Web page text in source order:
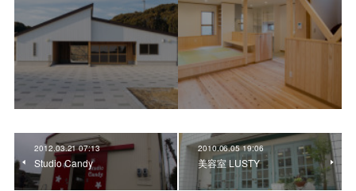
2012.03.21 07:13
Studio Candy
2010.06.05 19:06
美容室 LUSTY